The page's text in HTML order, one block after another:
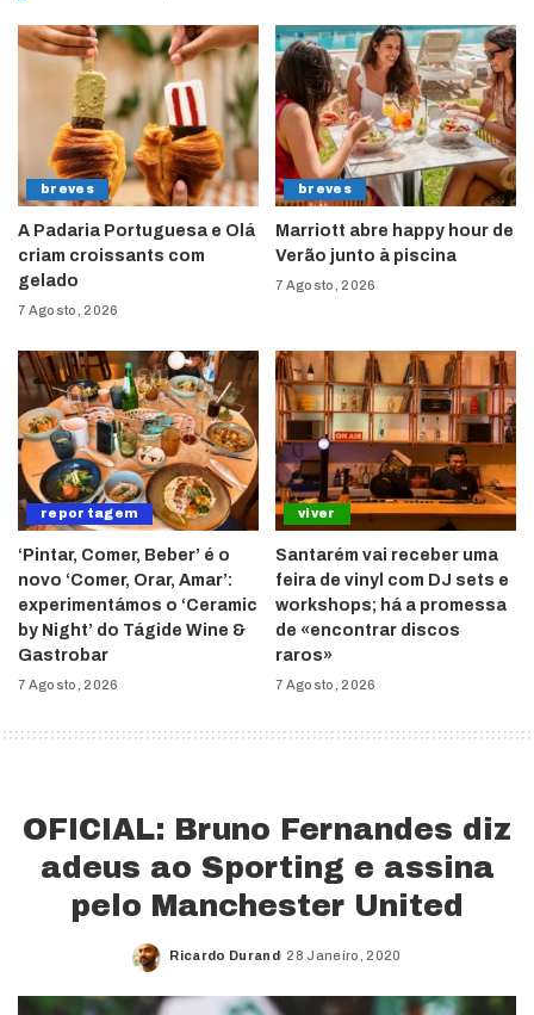
breves
A Padaria Portuguesa e Olá
criam croissants com
gelado
7 Agosto, 2026
breves
Marriott abre happy hour de
Verão junto à piscina
7 Agosto, 2026
reportagem
‘Pintar, Comer, Beber’ é o
novo ‘Comer, Orar, Amar’:
experimentámos o ‘Ceramic
by Night’ do Tágide Wine &
Gastrobar
7 Agosto, 2026
viver
Santarém vai receber uma
feira de vinyl com DJ sets e
workshops; há a promessa
de «encontrar discos
raros»
7 Agosto, 2026
OFICIAL: Bruno Fernandes diz
adeus ao Sporting e assina
pelo Manchester United
Posted
Ricardo Durand 28 Janeiro, 2020